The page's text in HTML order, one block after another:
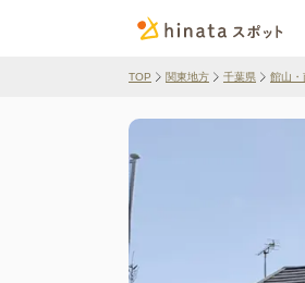
TOP 関東地方 千葉県 館山・